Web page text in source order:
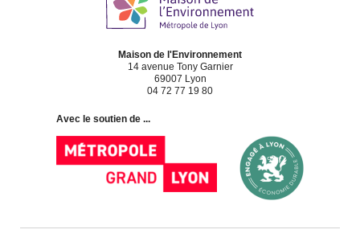
Maison de l'Environnement
14 avenue Tony Garnier
69007 Lyon
04 72 77 19 80
Avec le soutien de ...